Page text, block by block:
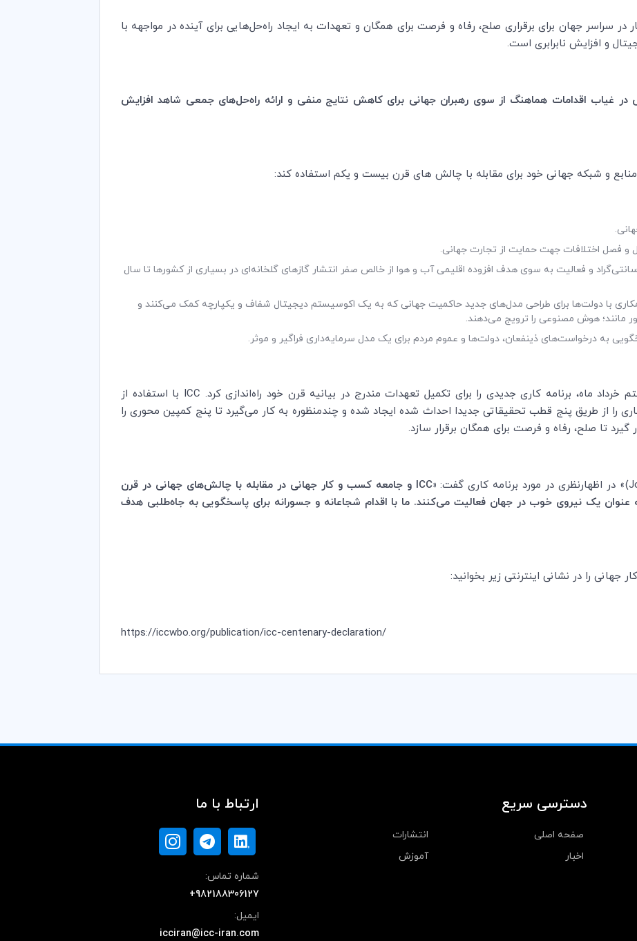
سراسر جهان برای برقراری صلح، رفاه و فرصت برای همگان و تعهدات به ایجاد راه‌حل‌هایی برای آینده در مواجهه با
و افزایش نابرابری است.
غیاب اقدامات هماهنگ از سوی رهبران جهانی برای کاهش نتایج منفی و ارائه راه‌حل‌های جمعی شاهد افزایش
منابع و شبکه جهانی خود برای مقابله با چالش های قرن بیست و یکم استفاده کند:
.
و فصل اختلافات جهت حمایت از تجارت جهانی.
و کار در ورای هدف 5/1 درجه سانتی‌گراد و فعالیت به سوی هدف افزوده اقلیمی آب و هوا از خالص صفر انتشار گازهای گلخانه‌ای در بسیاری از کشورها تا سال
با دولت‌ها برای طراحی مدل‌های جدید حاکمیت جهانی که به یک اکوسیستم دیجیتال شفاف و یکپارچه کمک می‌کنند و
مانند؛ هوش مصنوعی را ترویج می‌دهند.
به درخواست‌های ذینفعان، دولت‌ها و عموم مردم برای یک مدل سرمایه‌داری فراگیر و موثر.
خرداد ماه، برنامه کاری جدیدی را برای تکمیل تعهدات مندرج در بیانیه قرن خود راه‌اندازی کرد. ICC با استفاده از
بر 100 کشور، برنامه کاری را از طریق پنج قطب تحقیقاتی جدیدا احداث شده ایجاد شده و چندمنظوره به کار می‌گیرد تا پنج کمپین محوری را
گیرد تا صلح، رفاه و فرصت برای همگان برقرار سازد.
)» در اظهارنظری در مورد برنامه کاری گفت: «
ICCو جامعه کسب و کار جهانی در مقابله با چالش‌های جهانی در قرن
یک نیروی خوب در جهان فعالیت می‌کنند. ما با اقدام شجاعانه و جسورانه برای پاسخگویی به جاه‌طلبی هدف
جهانی را در نشانی اینترنتی زیر بخوانید:
https://iccwbo.org/publication/icc-centenary-declaration/
دسترسی سریع
صفحه اصلی
انتشارات
اخبار
آموزش
ارتباط با ما
شماره تماس:
+982188306127
ایمیل:
icciran@icc-iran.com